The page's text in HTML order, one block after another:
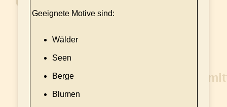
Geeignete Motive sind:
Wälder
Seen
Berge
Blumen